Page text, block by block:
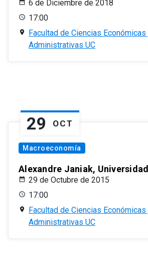
6 de Diciembre de 2018
17:00
Facultad de Ciencias Económicas
Administrativas UC
29 OCT
Macroeconomía
Alexandre Janiak,
29 de Octubre de 2015
17:00
Facultad de Ciencias Económicas
Administrativas UC